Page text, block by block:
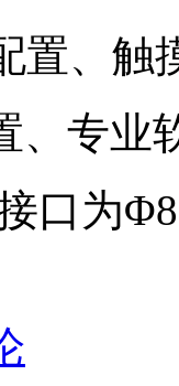
置、触
、专业
口为